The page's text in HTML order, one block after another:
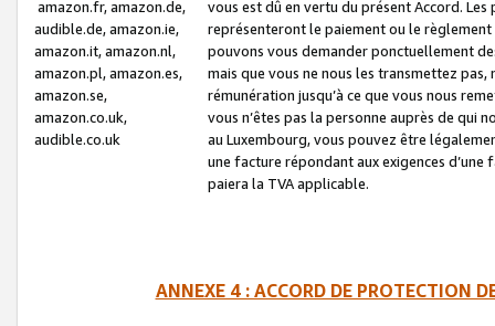
amazon.fr, amazon.de,
audible.de, amazon.ie,
amazon.it, amazon.nl,
amazon.pl, amazon.es,
amazon.se,
amazon.co.uk,
audible.co.uk
vous est dû en vertu du présent Accord.
représenteront le paiement ou le
pouvons vous demander ponctuellement
mais que vous ne nous les transmettez
rémunération jusqu’à ce que vous nous
vous n’êtes pas la personne auprès de qui
au Luxembourg, vous pouvez être
une facture répondant aux exigences
paiera la TVA applicable.
ANNEXE 4 : ACCORD DE PROTECTION